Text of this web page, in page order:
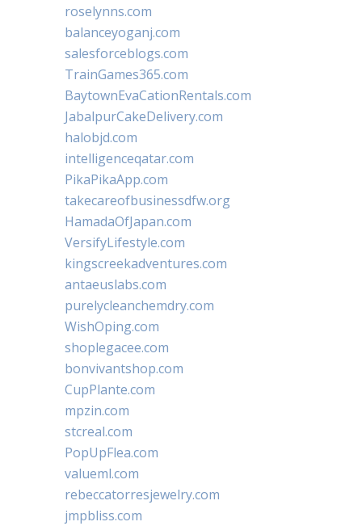
roselynns.com
balanceyoganj.com
salesforceblogs.com
TrainGames365.com
BaytownEvaCationRentals.com
JabalpurCakeDelivery.com
halobjd.com
intelligenceqatar.com
PikaPikaApp.com
takecareofbusinessdfw.org
HamadaOfJapan.com
VersifyLifestyle.com
kingscreekadventures.com
antaeuslabs.com
purelycleanchemdry.com
WishOping.com
shoplegacee.com
bonvivantshop.com
CupPlante.com
mpzin.com
stcreal.com
PopUpFlea.com
valueml.com
rebeccatorresjewelry.com
jmpbliss.com